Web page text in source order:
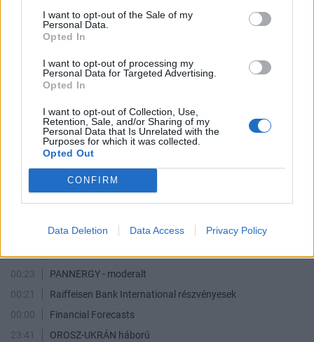
I want to opt-out of the Sale of my
Personal Data.
Opted In
I want to opt-out of processing my
Personal Data for Targeted Advertising.
Opted In
I want to opt-out of Collection, Use,
Retention, Sale, and/or Sharing of my
Personal Data that Is Unrelated with the
Purposes for which it was collected.
Opted Out
CONFIRM
Data Deletion Data Access Privacy Policy
TOPIK GAZDA
JeGeMeLOV
AKTÍV FÓRUMOZÓK
bankos VUK1980 feel kozi723
LEGFRISSEBB TOPIKOK ÖSSZES TOPIK
04:55
OTP részvényesek ide!
Ez is Magyarország...
02:01
Ezüst
00:23
PANNERGY - moderalt
00:21
Raiffeisen Bank International részvényesek
00:00
Financial Forecasts
23:41
OROSZ-UKRÁN háború